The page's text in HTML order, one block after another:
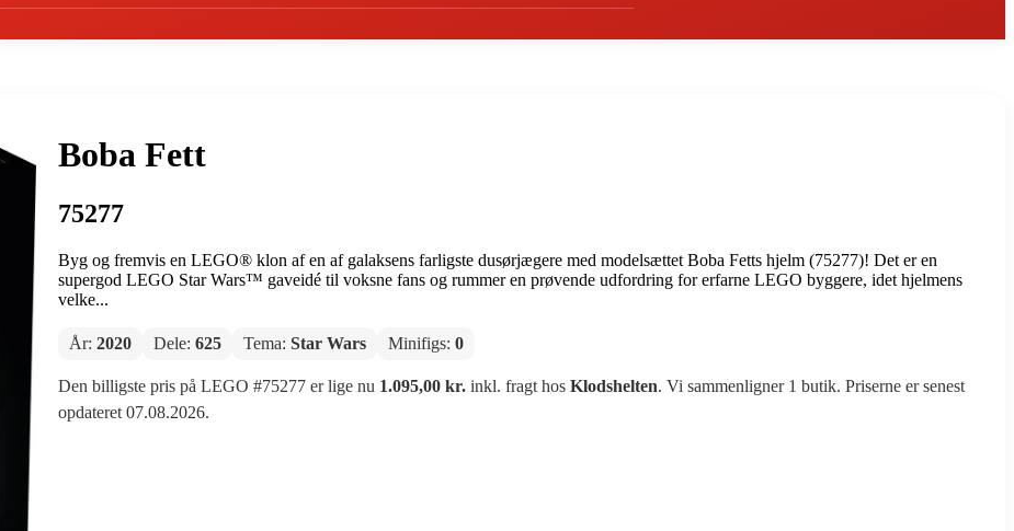
Boba Fett
75277
Byg og fremvis en LEGO® klon af en af galaksens farligste dusørjægere med modelsættet Boba Fetts hjelm (75277)! Det er en
supergod LEGO Star Wars™ gaveidé til voksne fans og rummer en prøvende udfordring for erfarne LEGO byggere, idet hjelmens
velke...
År: 2020 Dele: 625 Tema: Star Wars Minifigs: 0
Den billigste pris på LEGO #75277 er lige nu 1.095,00 kr.inkl. fragt hos Klodshelten. Vi sammenligner 1 butik. Priserne er senest
opdateret 07.08.2026.